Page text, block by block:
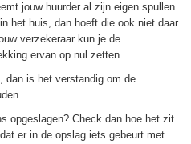
jouw huurder al zijn eigen spullen
het huis, dan hoeft die ook niet daar
verzekeraar kun je de
ervan op nul zetten.
dan is het verstandig om de
opgeslagen? Check dan hoe het zit
er in de opslag iets gebeurt met